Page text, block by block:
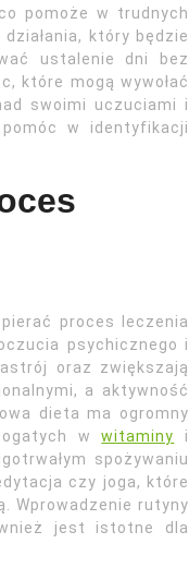
pomoże w trudnych
który będzie
ustalenie dni bez
które mogą wywołać
swoimi uczuciami i
w identyfikacji
proces leczenia
psychicznego i
oraz zwiększają
a aktywność
dieta ma ogromny
wwitaminy i
spożywaniu
czy joga, które
Wprowadzenie rutyny
jest istotne dla